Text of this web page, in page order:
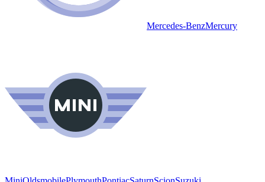
Mercedes-BenzMercury